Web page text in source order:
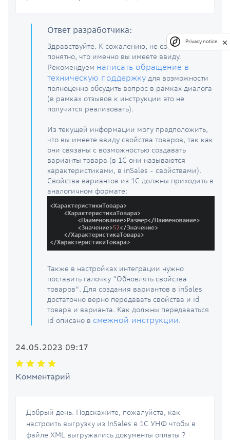
Ответ разработчика:
Здравствуйте. К сожалению, не совсем
понятно, что именно вы имеете ввиду.
Рекомендуем написать обращение в
техническую поддержку для возможности
полноценно обсудить вопрос в рамках диалога
(в рамках отзывов к инструкции это не
получится реализовать).
Из текущей информации могу предположить,
что вы имеете ввиду свойства товаров, так как
они связаны с возможностью создавать
варианты товара (в 1С они называются
характеристиками, в inSales - свойствами).
Свойства вариантов из 1С должны приходить в
аналогичном формате:
Также в настройках интеграции нужно
поставить галочку "Обновлять свойства
товаров". Для создания вариантов в inSales
достаточно верно передавать свойства и id
товара и варианта. Как должны передаваться
id описано в смежной инструкции.
24.05.2023 09:17
Комментарий
Добрый день. Подскажите, пожалуйста, как
настроить выгрузку из InSales в 1С УНФ чтобы в
файле XML выгружались документы оплаты ?
Privacy notice